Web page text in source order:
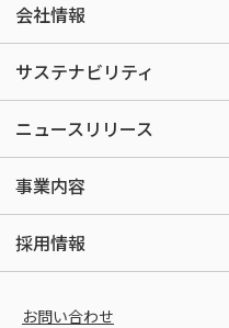
会社情報
サステナビリティ
ニュースリリース
事業内容
採用情報
お問い合わせ